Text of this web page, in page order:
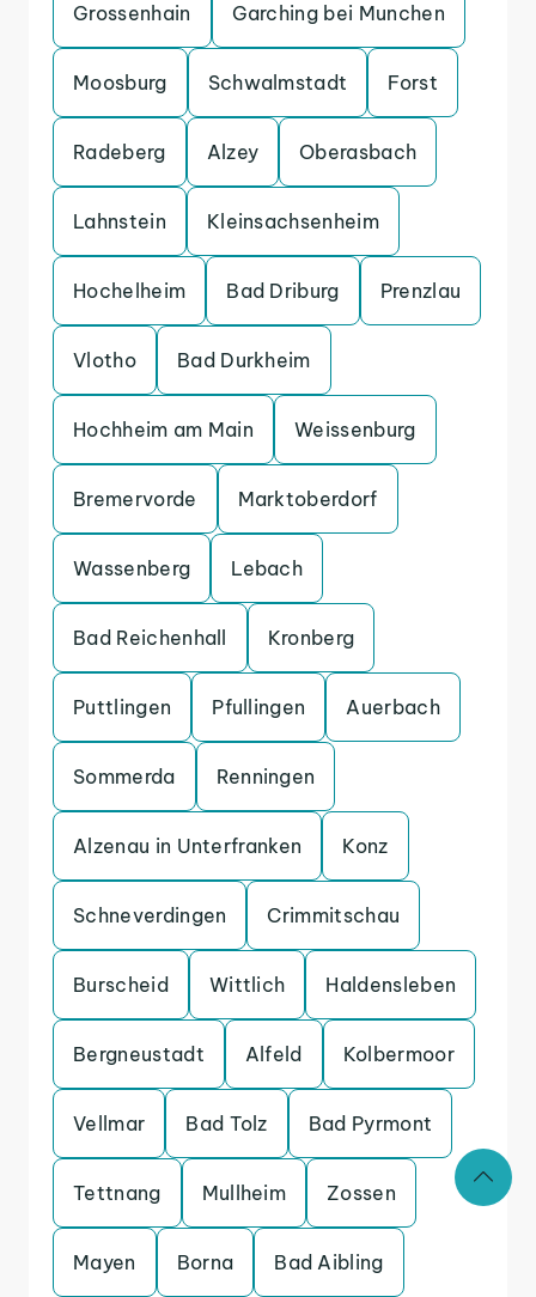
Grossenhain Garching bei Munchen
Moosburg Schwalmstadt Forst
Radeberg Alzey Oberasbach
Lahnstein Kleinsachsenheim
Hochelheim Bad Driburg Prenzlau
Vlotho Bad Durkheim
Hochheim am Main Weissenburg
Bremervorde Marktoberdorf
Wassenberg Lebach
Bad Reichenhall Kronberg
Puttlingen Pfullingen Auerbach
Sommerda Renningen
Alzenau in Unterfranken Konz
Schneverdingen Crimmitschau
Burscheid Wittlich Haldensleben
Bergneustadt Alfeld Kolbermoor
Vellmar Bad Tolz Bad Pyrmont
Tettnang Mullheim Zossen
Mayen Borna Bad Aibling